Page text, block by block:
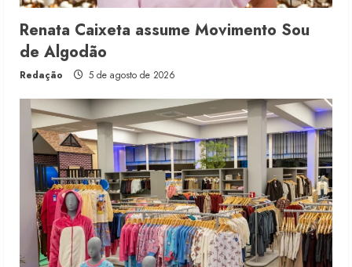
Renata Caixeta assume Movimento Sou
de Algodão
Redação 5 de agosto de 2026